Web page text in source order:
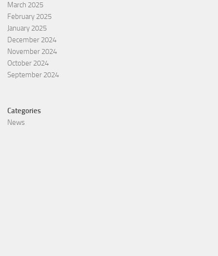
March 2025
February 2025
January 2025
December 2024
November 2024
October 2024
September 2024
Categories
News